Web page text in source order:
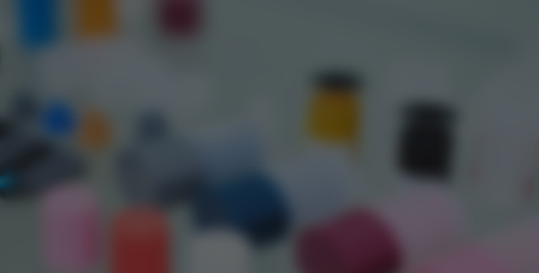
気軽にお問い合わせください。
74-0373